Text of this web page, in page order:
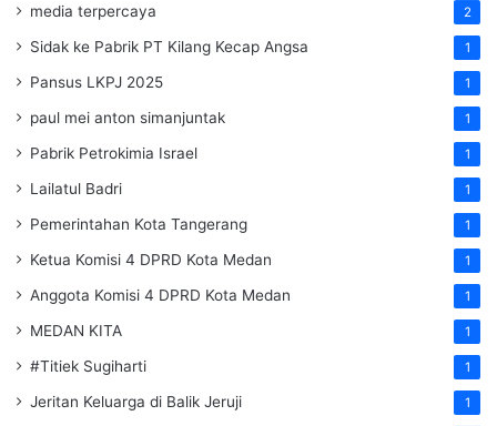
media terpercaya 2
Sidak ke Pabrik PT Kilang Kecap Angsa 1
Pansus LKPJ 2025 1
paul mei anton simanjuntak 1
Pabrik Petrokimia Israel 1
Lailatul Badri 1
Pemerintahan Kota Tangerang 1
Ketua Komisi 4 DPRD Kota Medan 1
Anggota Komisi 4 DPRD Kota Medan 1
MEDAN KITA 1
#Titiek Sugiharti 1
Jeritan Keluarga di Balik Jeruji 1